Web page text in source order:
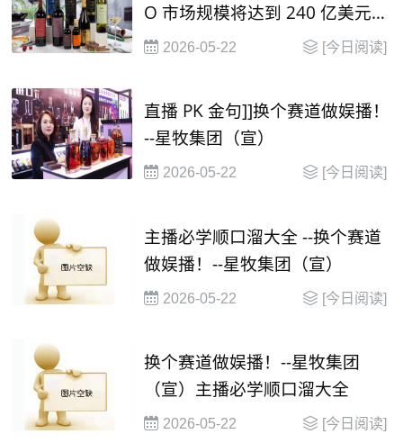
O 市场规模将达到 240 亿美元，
并在2030年有望达到 1000 亿美
2026-05-22 [今日阅读]
直播 PK 金句]]换个赛道做娱播！
--星牧集团（宣）
2026-05-22 [今日阅读]
主播必学顺口溜大全 --换个赛道
做娱播！--星牧集团（宣）
2026-05-22 [今日阅读]
换个赛道做娱播！--星牧集团
（宣）主播必学顺口溜大全
2026-05-22 [今日阅读]